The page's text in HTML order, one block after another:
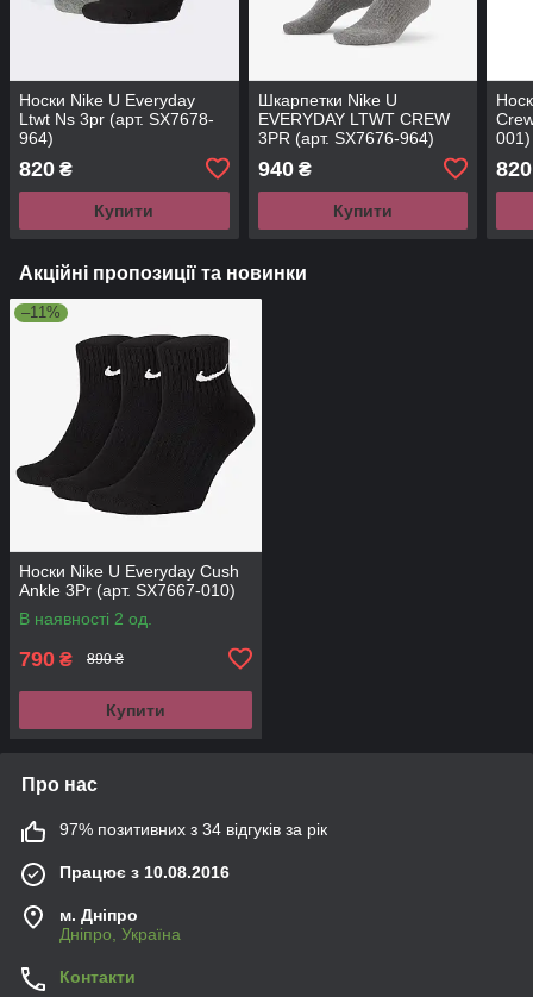
Носки Nike U Everyday
Ltwt Ns 3pr (арт. SX7678-
964)
820 ₴
Купити
Шкарпетки Nike U
EVERYDAY LTWT CREW
3PR (арт. SX7676-964)
940₴
Купити
001)
820
Акційні пропозиції та новинки
–11%
Носки Nike U Everyday Cush
Ankle 3Pr (арт. SX7667-010)
В наявності 2 од.
790 ₴ 890 ₴
Купити
Про нас
97% позитивних з 34 відгуків за рік
Працює з 10.08.2016
м. Дніпро
Дніпро, Україна
Контакти